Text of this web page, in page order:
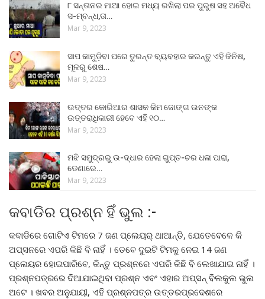
୮ ସନ୍ତାନର ମାଆ ହୋଇ ମଧ୍ୟ ରଖିଲା ପର ପୁରୁଷ ସହ ଅବୈଧ
ସ-ମ୍ବନ୍ଧ,ତା…
Mar 9, 2023
ସାପ କାମୁଡ଼ିବା ପରେ ତୁରନ୍ତ ବ୍ୟବହାର କରନ୍ତୁ ଏହି ଜିନିଷ,
ମୂଳରୁ ଶେଷ…
Mar 9, 2023
ଉତ୍ତର କୋରିଆର ଶାସକ କିମ ଜୋଙ୍ଗ ଉନଙ୍କ
ଉତ୍ତରାଧିକାରୀ ହେବେ ଏହି ୧୦…
Mar 9, 2023
ମଝି ସମୁଦ୍ରରୁ ଉ-ଦ୍ଧାର ହେଲା ଗୁପ୍ତ-ଚର ଧଳା ପାରା,
ଡେଣାରେ…
Mar 9, 2023
କବାଡିର ପ୍ରଶ୍ନ ହିଁ ଭୁଲ :-
କବାଡିରେ ଗୋଟିଏ ଟିମରେ 7 ଜଣ ପ୍ଲେୟର୍ ଥାଆନ୍ତି, ଯେତେବେଳେ କି
ଅପ୍ସନରେ ଏପରି କିଛି ବି ନାହିଁ । ତେବେ ଦୁଇଟି ଟିମକୁ ନେଇ 14 ଜଣ
ପ୍ଲେୟର ହୋଇପାରିବେ, କିନ୍ତୁ ପ୍ରଶ୍ନରେ ଏପରି କିଛି ବି ଲେଖାଯାଇ ନାହିଁ ।
ପ୍ରଶ୍ନପତ୍ରରେ ଦିଆଯାଇଥିବା ପ୍ରଶ୍ନ ଏବଂ ଏହାର ଅପ୍ସନ୍ ବିଲକୁଲ ଭୁଲ
ଅଟେ । ଖବର ଅନୁଯାୟୀ, ଏହି ପ୍ରଶ୍ନପତ୍ର ଉତ୍ତରପ୍ରଦେଶରେ